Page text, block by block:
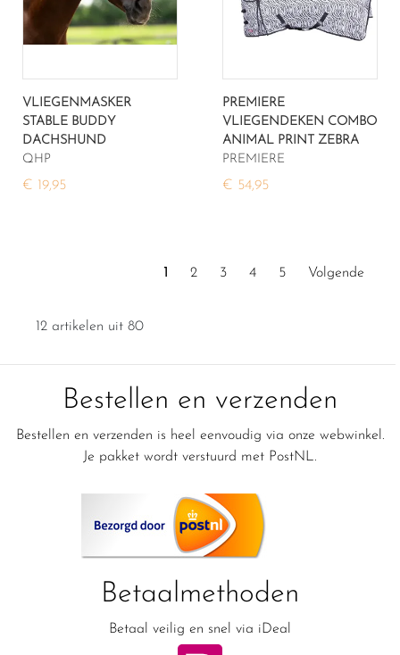
VLIEGENMASKER
STABLE BUDDY
DACHSHUND
QHP
€ 19,95
PREMIERE
VLIEGENDEKEN COMBO
ANIMAL PRINT ZEBRA
PREMIERE
€ 54,95
1 2 3 4 5 Volgende
12 artikelen uit 80
Bestellen en verzenden
Bestellen en verzenden is heel eenvoudig via onze webwinkel.
Je pakket wordt verstuurd met PostNL.
Betaalmethoden
Betaal veilig en snel via iDeal